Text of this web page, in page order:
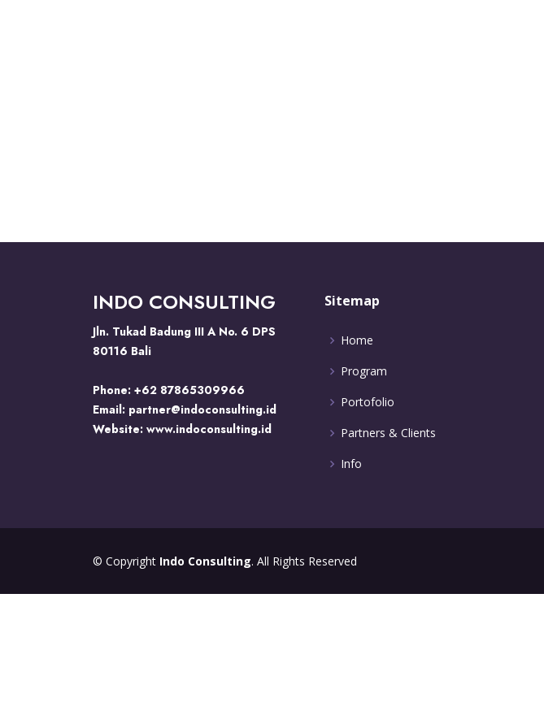
INDO CONSULTING
Jln. Tukad Badung III A No. 6 DPS
80116 Bali
Phone: +62 87865309966
Email: partner@indoconsulting.id
Website: www.indoconsulting.id
Sitemap
Home
Program
Portofolio
Partners & Clients
Info
© Copyright Indo Consulting. All Rights Reserved